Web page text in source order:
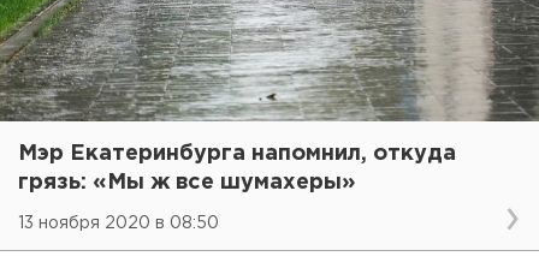
Мэр Екатеринбурга напомнил, откуда
грязь: «Мы ж все шумахеры»
13 ноября 2020 в 08:50